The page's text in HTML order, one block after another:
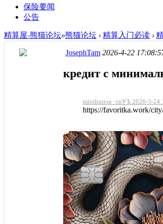
保险要闻
公告
精算屋-熊猫论坛»熊猫论坛 › 精算入门必读 ›
JosephTam 2026-4-22
кредит с
minihutera ·±нУЪ 2026-3-24
https://favoritka.work/